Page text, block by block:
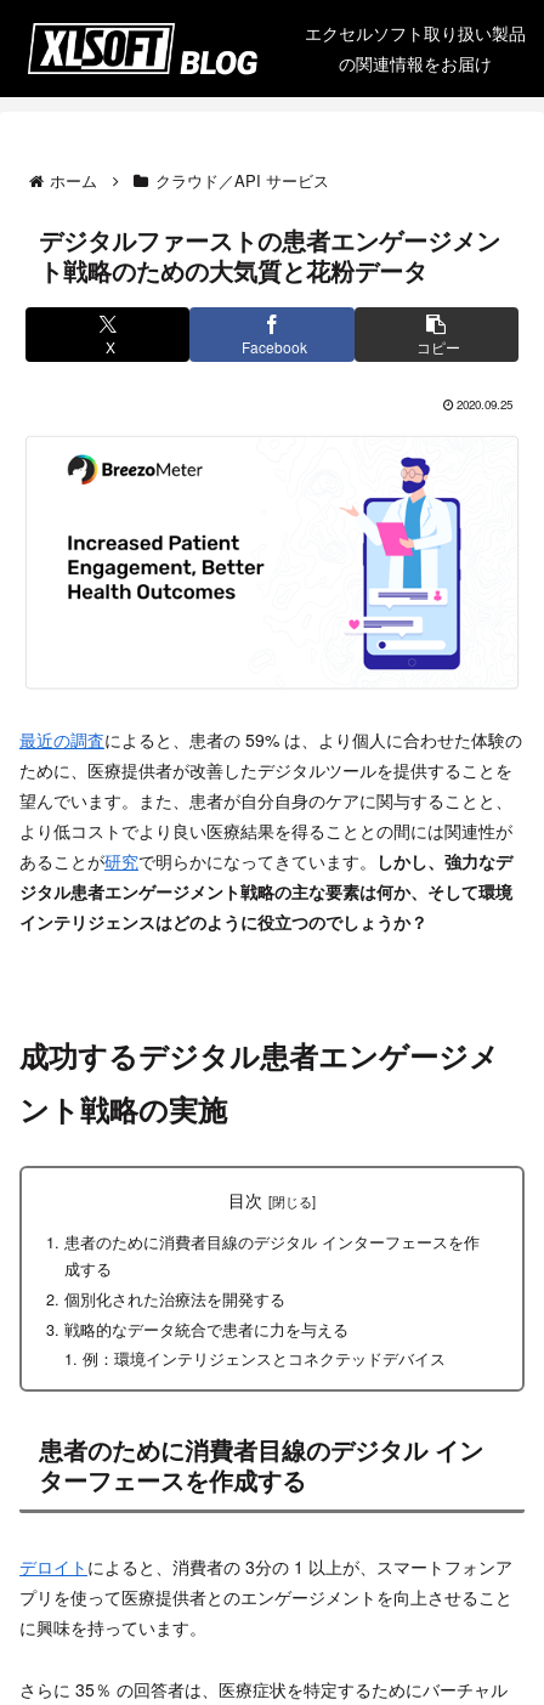
エクセルソフト取り扱い製品
の関連情報をお届け
ホーム クラウド／API サービス
デジタルファーストの患者エンゲージメン
ト戦略のための大気質と花粉データ
X Facebook コピー
2020.09.25
最近の調査によると、患者の 59% は、より個人に合わせた体験の
ために、医療提供者が改善したデジタルツールを提供することを
望んでいます。また、患者が自分自身のケアに関与することと、
より低コストでより良い医療結果を得ることとの間には関連性が
あることが研究で明らかになってきています。
しかし、強力なデ
ジタル患者エンゲージメント戦略の主な要素は何か、そして環境
インテリジェンスはどのように役立つのでしょうか？
成功するデジタル患者エンゲージメ
ント戦略の実施
目次
患者のために消費者目線のデジタル インターフェースを作
成する
個別化された治療法を開発する
戦略的なデータ統合で患者に力を与える
例：環境インテリジェンスとコネクテッドデバイス
患者のために消費者目線のデジタル イン
ターフェースを作成する
デロイト によると、消費者の 3分の 1 以上が、スマートフォンア
プリを使って医療提供者とのエンゲージメントを向上させること
に興味を持っています。
さらに 35％ の回答者は、医療症状を特定するためにバーチャル